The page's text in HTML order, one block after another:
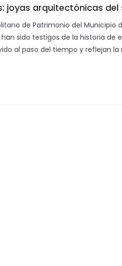
joyas arquitectónicas del
de Patrimonio del Municipio
sido testigos de la historia de
al paso del tiempo y reflejan